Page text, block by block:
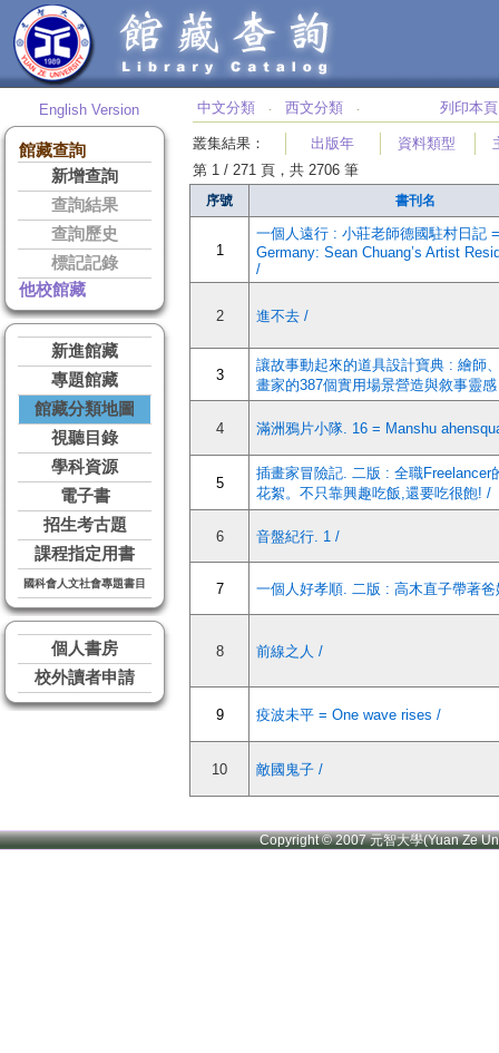
English Version
館藏查詢
新增查詢
查詢結果
查詢歷史
標記記錄
他校館藏
新進館藏
專題館藏
館藏分類地圖
視聽目錄
學科資源
電子書
招生考古題
課程指定用書
國科會人文社會專題書目
個人書房
校外讀者申請
中文分類 ‧ 西文分類 ‧ 列印本頁
叢集結果 ： 出版年 資料類型
第 1 / 271 頁，共 2706 筆
序號 書刊名
1
一個人遠行 : 小莊老師德國駐村日記
Germany: Sean Chuang’s Artist
/
2 進不去 /
3
讓故事動起來的道具設計寶典 : 繪師
畫家的387個實用場景營造與敘事靈
4 滿洲鴉片小隊. 16 = Manshu
5
插畫家冒險記. 二版 : 全職Freelancer
花絮。不只靠興趣吃飯,還要吃很飽! /
6 音盤紀行. 1 /
7 一個人好孝順. 二版 : 高木直子帶著
8 前線之人 /
9 疫波未平 = One wave rises /
10 敵國鬼子 /
Copyright © 2007 元智大學(Yuan Ze